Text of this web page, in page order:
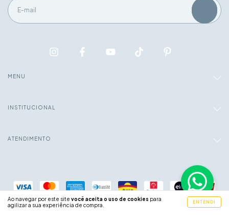
Ao navegar por este site você aceita o uso de cookies para
agilizar a sua experiência de compra.
ENTENDI
MENU
INSTITUCIONAL
ATENDIMENTO